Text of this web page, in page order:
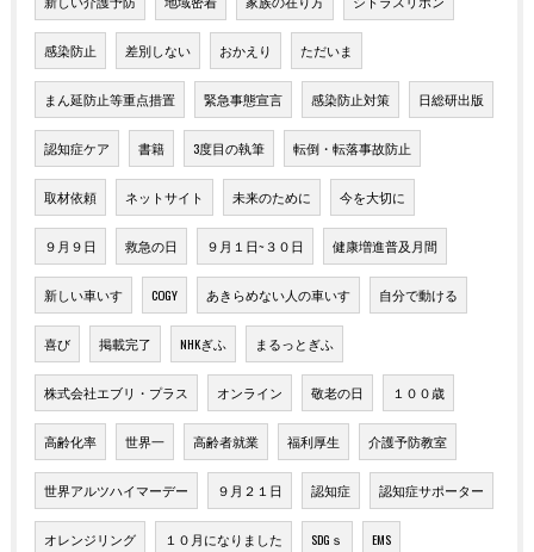
感染防止 差別しない おかえり ただいま
まん延防止等重点措置 緊急事態宣言 感染防止対策 日総研出版
認知症ケア 書籍 3度目の執筆 転倒・転落事故防止
取材依頼 ネットサイト 未来のために 今を大切に
９月９日 救急の日 ９月１日~３０日 健康増進普及月間
新しい車いす COGY あきらめない人の車いす 自分で動ける
喜び 掲載完了 NHKぎふ まるっとぎふ
株式会社エブリ・プラス オンライン 敬老の日 １００歳
高齢化率 世界一 高齢者就業 福利厚生 介護予防教室
世界アルツハイマーデー ９月２１日 認知症 認知症サポーター
オレンジリング １０月になりました SDGｓ EMS